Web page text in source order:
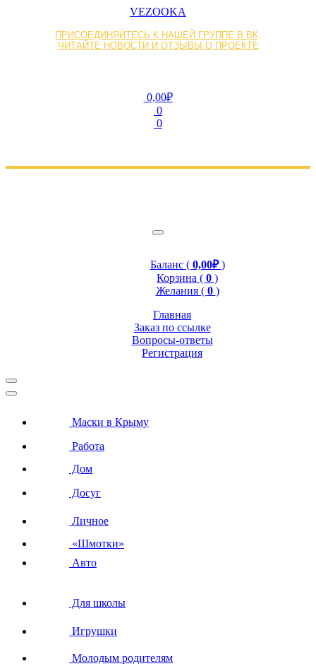
VEZOOKA
ПРИСОЕДИНЯЙТЕСЬ К НАШЕЙ ГРУППЕ В ВК,
ЧИТАЙТЕ НОВОСТИ И ОТЗЫВЫ О ПРОЕКТЕ
0,00₽
0
0
Баланс ( 0,00₽)
Корзина ( 0 )
Желания ( 0 )
Главная
Заказ по ссылке
Вопросы-ответы
Регистрация
Маски в Крыму
Работа
Дом
Досуг
Личное
«Шмотки»
Авто
Для школы
Игрушки
Молодым родителям